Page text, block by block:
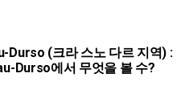
Durso (크라 스노 다르 지역) :
Durso에서 무엇을 볼 수?